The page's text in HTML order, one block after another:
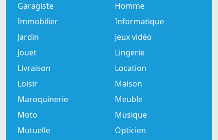
Garagiste
Homme
Immobilier
Informatique
Jardin
Jeux vidéo
Jouet
Lingerie
Livraison
Location
Loisir
Maison
Maroquinerie
Meuble
Moto
Musique
Mutuelle
Opticien